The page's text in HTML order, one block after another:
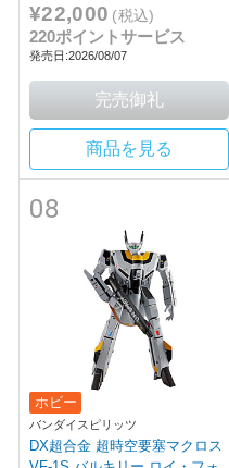
¥22,000 (税込)
220ポイントサービス
発売日:2026/08/07
商品を見る
08
ホビー
バンダイスピリッツ
DX超合金 超時空要塞マクロス